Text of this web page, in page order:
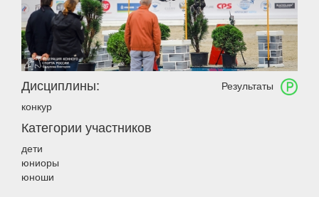
Результаты
Дисциплины:
конкур
Категории участников
дети
юниоры
юноши